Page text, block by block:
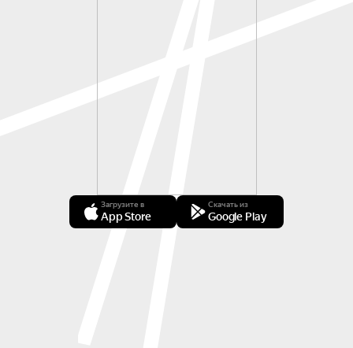
Загрузите в
App Store
Скачать из
Google Play